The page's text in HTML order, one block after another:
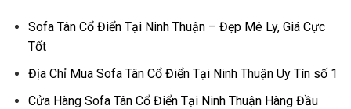
Sofa Tân Cổ Điển Tại Ninh Thuận – Đẹp Mê Ly, Giá Cực
Tốt
Địa Chỉ Mua Sofa Tân Cổ Điển Tại Ninh Thuận Uy Tín số 1
Cửa Hàng Sofa Tân Cổ Điển Tại Ninh Thuận Hàng Đầu